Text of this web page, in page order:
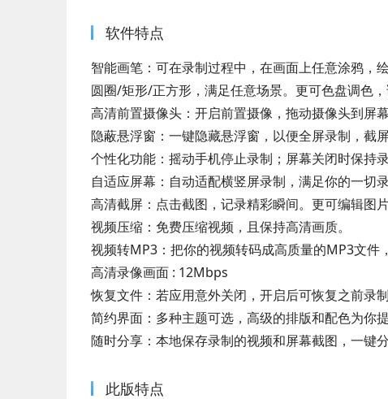
软件特点
智能画笔：可在录制过程中，在画面上任意涂鸦
圆圈/矩形/正方形，满足任意场景。更可色盘调色，
高清前置摄像头：开启前置摄像，拖动摄像头到屏
隐蔽悬浮窗：一键隐藏悬浮窗，以便全屏录制，截屏
个性化功能：摇动手机停止录制；屏幕关闭时保持
自适应屏幕：自动适配横竖屏录制，满足你的一切
高清截屏：点击截图，记录精彩瞬间。更可编辑图片
视频压缩：免费压缩视频，且保持高清画质。
视频转MP3：把你的视频转码成高质量的MP3文件
高清录像画面 : 12Mbps
恢复文件：若应用意外关闭，开启后可恢复之前录制
简约界面：多种主题可选，高级的排版和配色为你
随时分享：本地保存录制的视频和屏幕截图，一键
此版特点